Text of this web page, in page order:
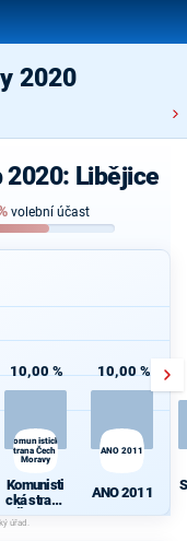
2020
Libějice
volební účast
10,00 %
Komunistická
strana Čech a
Moravy
Komunisti
cká strana
Čech a
Moravy
10,00 %
ANO 2011
ANO 2011